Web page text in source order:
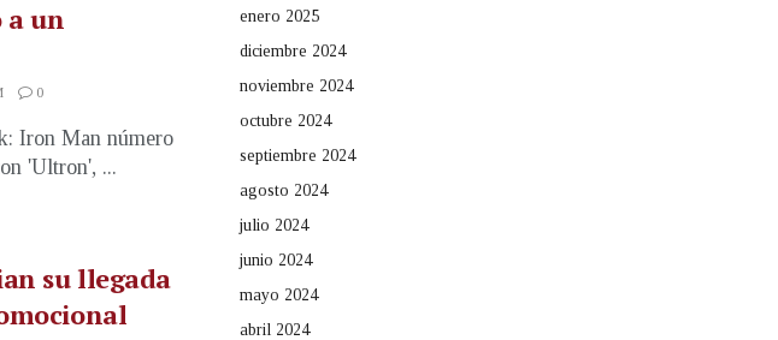
un
0
Iron Man número
'Ultron', ...
su llegada
enero 2025
diciembre 2024
noviembre 2024
octubre 2024
septiembre 2024
agosto 2024
julio 2024
junio 2024
mayo 2024
abril 2024